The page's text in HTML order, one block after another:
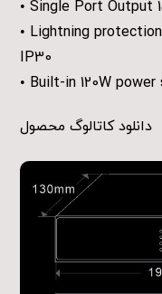
• Single Port Output
• Lightning
IP30
• Built-in 120W power
دانلود کاتالوگ محصول